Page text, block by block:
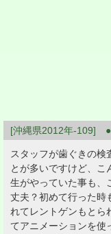
[沖縄県2012年-109]
スタッフが歯ぐきの検
とが多いですけど、こ
生がやっていた事も、
丈夫？初めて行った時
れてレントゲンもとら
てアニメーションを使